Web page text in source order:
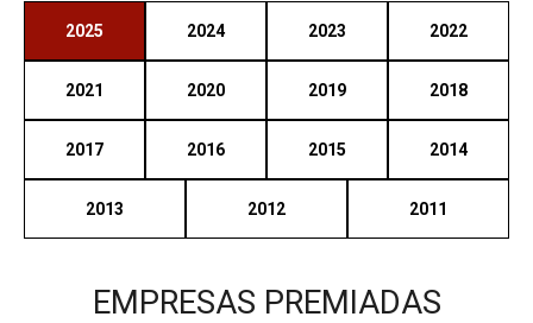
2025 2024 2023 2022
2021 2020 2019 2018
2017 2016 2015 2014
2013 2012 2011
EMPRESAS PREMIADAS